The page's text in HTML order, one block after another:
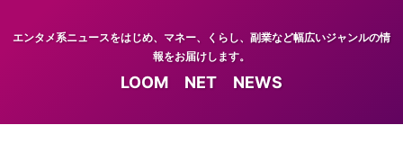
エンタメ系ニュースをはじめ、マネー、くらし、副業など幅広いジャンルの情
報をお届けします。
LOOM NET NEWS